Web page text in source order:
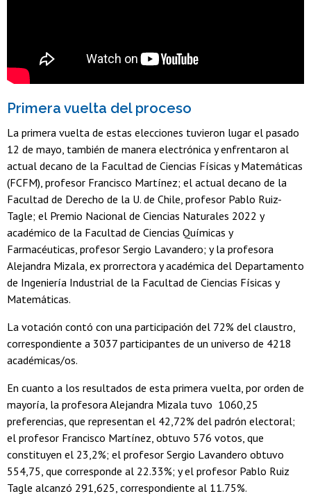
Primera vuelta del proceso
La primera vuelta de estas elecciones tuvieron lugar el pasado
12 de mayo, también de manera electrónica y enfrentaron al
actual decano de la Facultad de Ciencias Físicas y Matemáticas
(FCFM), profesor Francisco Martínez; el actual decano de la
Facultad de Derecho de la U. de Chile, profesor Pablo Ruiz-
Tagle; el Premio Nacional de Ciencias Naturales 2022 y
académico de la Facultad de Ciencias Químicas y
Farmacéuticas, profesor Sergio Lavandero; y la profesora
Alejandra Mizala, ex prorrectora y académica del Departamento
de Ingeniería Industrial de la Facultad de Ciencias Físicas y
Matemáticas.
La votación contó con una participación del 72% del claustro,
correspondiente a 3037 participantes de un universo de 4218
académicas/os.
En cuanto a los resultados de esta primera vuelta, por orden de
mayoría, la profesora Alejandra Mizala tuvo 1060,25
preferencias, que representan el 42,72% del padrón electoral;
el profesor Francisco Martínez, obtuvo 576 votos, que
constituyen el 23,2%; el profesor Sergio Lavandero obtuvo
554,75, que corresponde al 22.33%; y el profesor Pablo Ruiz
Tagle alcanzó 291,625, correspondiente al 11.75%.